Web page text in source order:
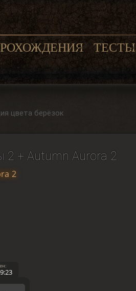
ТЕСТЫ
цвета берёзок
2 + Autumn Aurora 2
2